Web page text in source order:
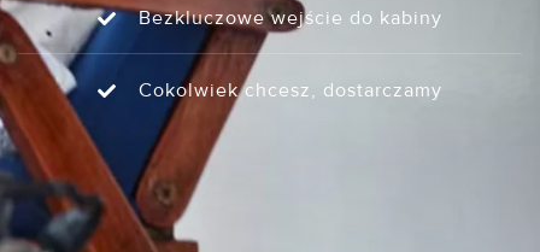
Bezkluczowe wejście do kabiny
Cokolwiek chcesz, dostarczamy